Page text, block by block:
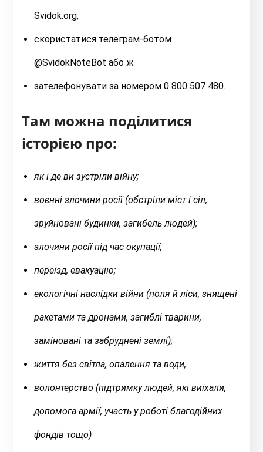
Svidok.org,
скористатися телеграм-ботом
@SvidokNoteBot або ж
зателефонувати за номером 0 800 507 480.
Там можна поділитися
історією про:
як і де ви зустріли війну;
воєнні злочини росії (обстріли міст і сіл,
зруйновані будинки, загибель людей);
злочини росії під час окупації;
переїзд, евакуацію;
екологічні наслідки війни (поля й ліси, знищені
ракетами та дронами, загиблі тварини,
заміновані та забруднені землі);
життя без світла, опалення та води,
волонтерство (підтримку людей, які виїхали,
допомога армії, участь у роботі благодійних
фондів тощо)